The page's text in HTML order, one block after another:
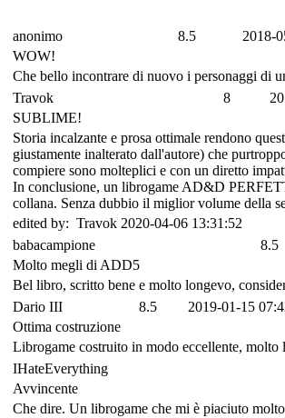
anonimo 8.5
2018-
WOW!
Che bello incontrare di nuovo i personaggi
Travok
8
SUBLIME!
Storia incalzante e prosa ottimale rendono
giustamente inalterato dall'autore) che
compiere sono molteplici e con un diretto
In conclusione, un librogame AD&D
collana. Senza dubbio il miglior volume della
edited by: Travok 2020-04-06 13:31:52
babacampione
8.5
Molto megli di ADD5
Bel libro, scritto bene e molto longevo,
Dario III
8.5
2019-01-15
Ottima costruzione
Librogame costruito in modo eccellente, molto
IHateEverything
Avvincente
Che dire. Un librogame che mi è piaciuto